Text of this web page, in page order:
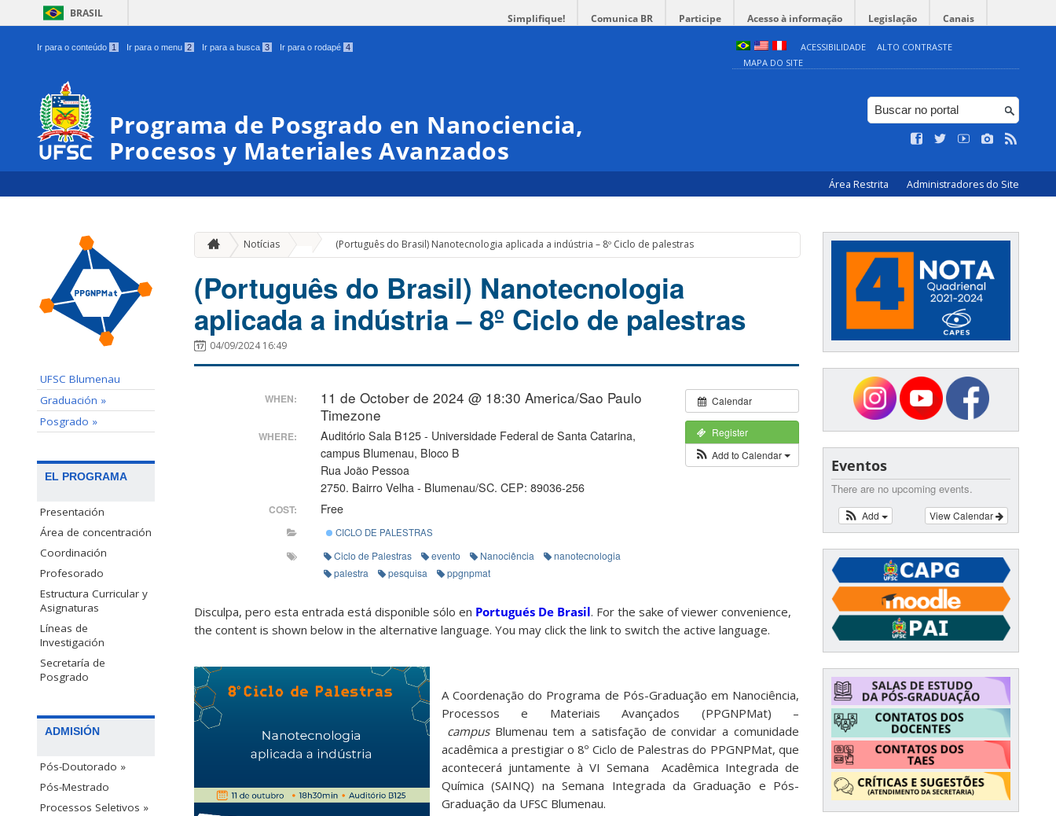
BRASIL Simplifique! Comunica BR Participe Acesso à informação Legislação Canais
Ir para o conteúdo 1 Ir para o menu 2 Ir para a busca 3 Ir para o rodapé 4 ACESSIBILIDADE
ALTO CONTRASTE
MAPA DO SITE
Programa de Posgrado en Nanociencia,
Procesos y Materiales Avanzados
Área Restrita Administradores do Site
UFSC Blumenau
Graduación »
Posgrado »
EL PROGRAMA
Presentación
Área de concentración
Coordinación
Profesorado
Estructura Curricular y
Asignaturas
Líneas de
Investigación
Secretaría de
Posgrado
ADMISIÓN
Pós-Doutorado »
Pós-Mestrado
Processos Seletivos »
Notícias (Português do Brasil) Nanotecnologia aplicada a indústria – 8º Ciclo de palestras
(Português do Brasil) Nanotecnologia
aplicada a indústria – 8º Ciclo de palestras
04/09/2024 16:49
Calendar
Register
Add to Calendar
WHEN: 11 de October de 2024 @ 18:30America/Sao Paulo
Timezone
WHERE:
Auditório Sala B125 - Universidade Federal de Santa Catarina,
campus Blumenau, Bloco B
Rua João Pessoa
2750. Bairro Velha - Blumenau/SC. CEP: 89036-256
COST: Free
CICLO DE PALESTRAS
Ciclo de Palestras evento Nanociência
nanotecnologia
palestra
pesquisa ppgnpmat
Disculpa, pero esta entrada está disponible sólo en Portugués De Brasil. For the sake of viewer convenience,
the content is shown below in the alternative language. You may click the link to switch the active language.
A Coordenação do Programa de Pós-Graduação em Nanociência,
Processos e Materiais Avançados (PPGNPMat) –
campusBlumenau tem a satisfação de convidar a comunidade
acadêmica a prestigiar o 8º Ciclo de Palestras do PPGNPMat, que
acontecerá juntamente à VI Semana Acadêmica Integrada de
Química (SAINQ) na Semana Integrada da Graduação e Pós-
Graduação da UFSC Blumenau.
Eventos
There are no upcoming events.
View Calendar
Add